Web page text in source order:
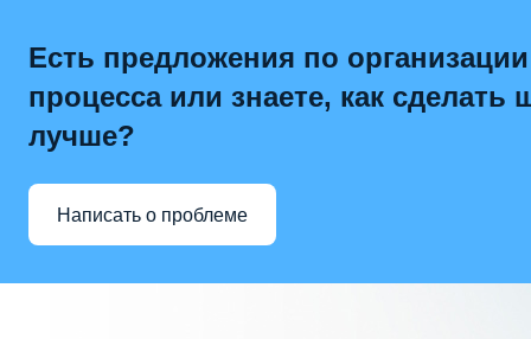
Есть предложения по
процесса или знаете, как сделать
лучше?
Написать о проблеме